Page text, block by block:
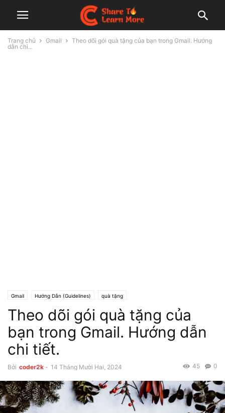
Trang chủ Gmail
Theo dõi gói quà tặng của bạn trong Gmail. Hướng
dẫn chi...
Gmail Hướng Dẫn (Guidelines) quà tặng
Theo dõi gói quà tặng của
bạn trong Gmail. Hướng dẫn
chi tiết.
Bởi coder2k - 14 Tháng Mười Hai, 2024 0
45